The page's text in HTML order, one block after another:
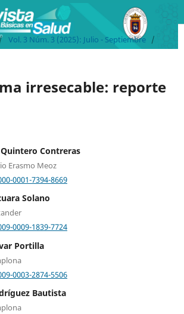
Vol. 3 Núm. 3 (2025): Julio - Septiembre /
irresecable: reporte
Contreras
Erasmo Meoz
0001-7394-8669
Solano
0009-1839-7724
Portilla
0003-2874-5506
Bautista